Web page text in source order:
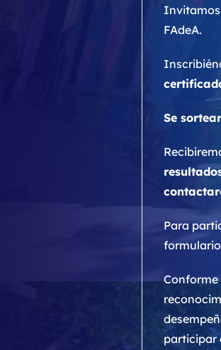
Invitamos
FAdeA.
Se
Para
participar